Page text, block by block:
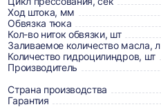
Ход штока, мм
Обвязка тюка
Кол-во ниток обвязки, шт
Заливаемое количество масла, л
Количество гидроцилиндров, шт
Производитель
Страна производства
Гарантия